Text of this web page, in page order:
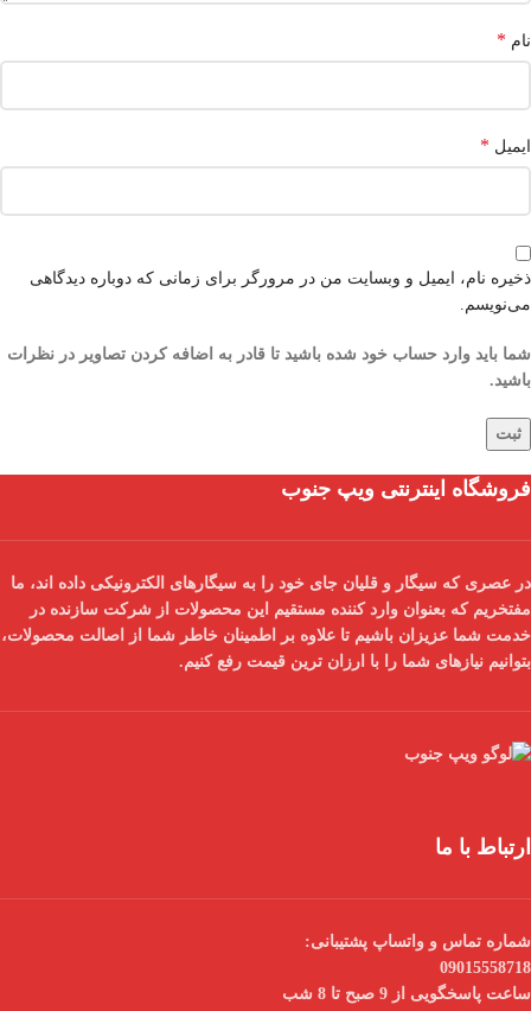
نام *
ایمیل *
ذخیره نام، ایمیل و وبسایت من در مرورگر برای زمانی که دوباره دیدگاهی
می‌نویسم.
شما باید وارد حساب خود شده باشید تا قادر به اضافه کردن تصاویر در نظرات
باشید.
فروشگاه اینترنتی ویپ جنوب
در عصری که سیگار و قلیان جای خود را به سیگارهای الکترونیکی داده اند، ما
مفتخریم که بعنوان وارد کننده مستقیم این محصولات از شرکت سازنده در
خدمت شما عزیزان باشیم تا علاوه بر اطمینان خاطر شما از
اصالت محصولات،
بتوانیم نیازهای شما را با ارزان ترین قیمت رفع کنیم.
ارتباط با ما
شماره تماس و واتساپ پشتیبانی:
09015558718
ساعت پاسخگویی از 9 صبح تا 8 شب